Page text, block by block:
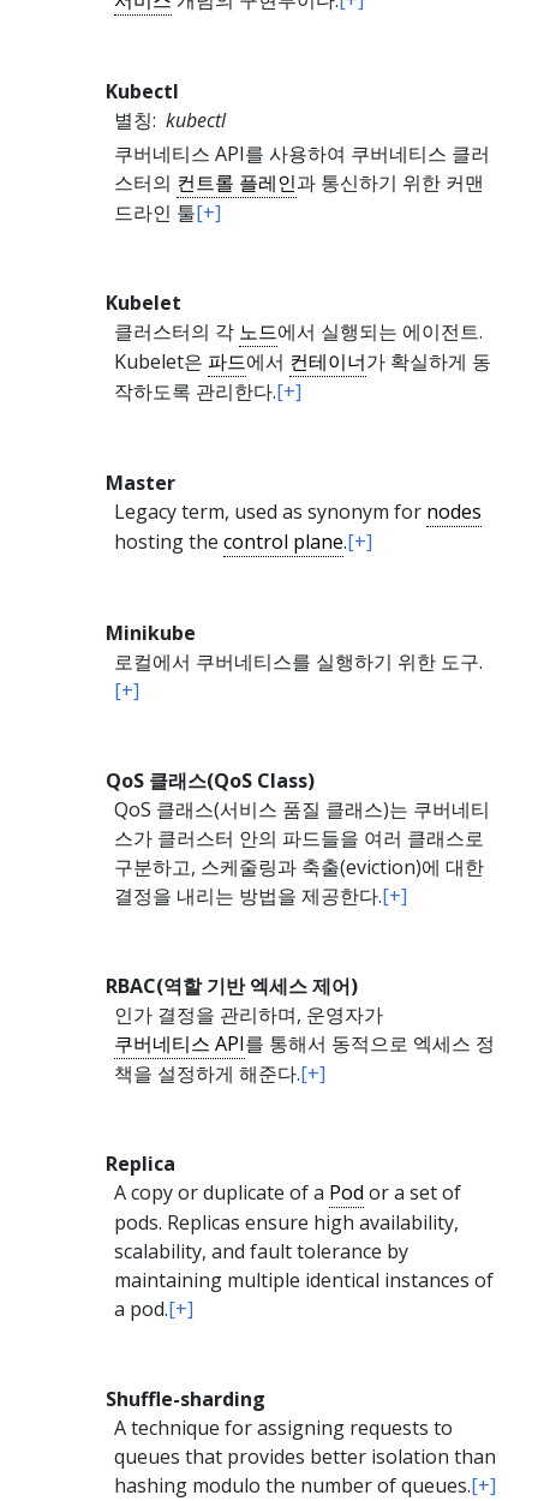
Kubectl
별칭: kubectl
쿠버네티스 API를 사용하여 쿠버네티스 클러
스터의 컨트롤 플레인과 통신하기 위한 커맨
드라인 툴[+]
Kubelet
클러스터의 각 노드에서 실행되는 에이전트.
Kubelet은 파드에서 컨테이너가 확실하게 동
작하도록 관리한다.[+]
Master
Legacy term, used as synonym for nodes
hosting thecontrol plane.[+]
Minikube
로컬에서 쿠버네티스를 실행하기 위한 도구.
[+]
QoS 클래스(QoS Class)
QoS 클래스(서비스 품질 클래스)는 쿠버네티
스가 클러스터 안의 파드들을 여러 클래스로
구분하고, 스케줄링과 축출(eviction)에 대한
결정을 내리는 방법을 제공한다.[+]
RBAC(역할 기반 엑세스 제어)
인가 결정을 관리하며, 운영자가
쿠버네티스 API를 통해서 동적으로 엑세스 정
책을 설정하게 해준다.[+]
Replica
A copy or duplicate of a Pod or a set of
pods. Replicas ensure high availability,
scalability, and fault tolerance by
maintaining multiple identical instances of
a pod.[+]
Shuffle-sharding
A technique for assigning requests to
queues that provides better isolation than
hashing modulo the number of queues.[+]